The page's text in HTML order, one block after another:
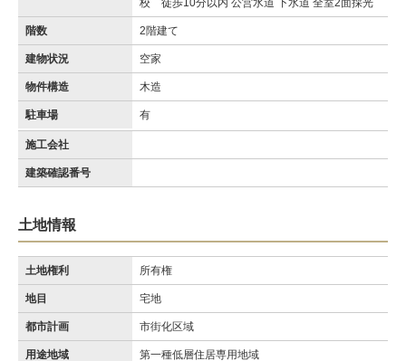
校 徒歩10分以内 公営水道 下水道 全室2面採光
階数 2階建て
建物状況 空家
物件構造 木造
駐車場 有
施工会社
建築確認番号
土地情報
土地権利 所有権
地目 宅地
都市計画 市街化区域
用途地域 第一種低層住居専用地域